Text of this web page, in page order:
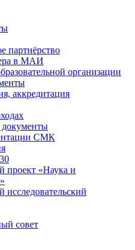
партнёрство
в МАИ
организации
аккредитация
СМК
проект «Наука и
совет